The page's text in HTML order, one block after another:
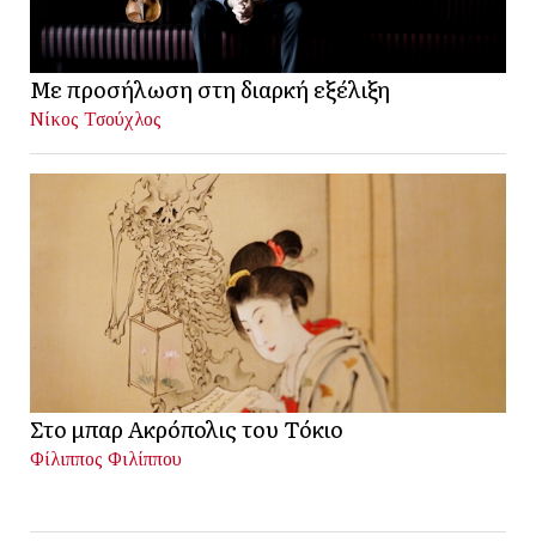
Με προσήλωση στη διαρκή εξέλιξη
Νίκος Τσούχλος
Στο μπαρ Ακρόπολις του Τόκιο
Φίλιππος Φιλίππου